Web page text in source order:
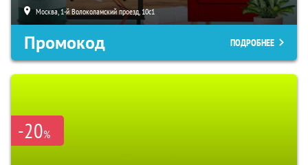
Москва, 1-й Волоколамский проезд, 10с1
Промокод ПОДРОБНЕЕ
-20%